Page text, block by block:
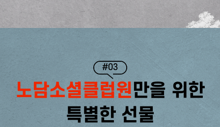
#03
노담소셜클럽원만을 위한
특별한 선물